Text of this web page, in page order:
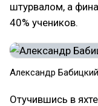
штурвалом, а
40% учеников.
Александр Бабицкий
Отучившись в